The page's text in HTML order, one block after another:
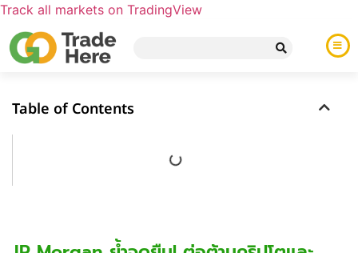
Track all markets on TradingView
Table of Contents